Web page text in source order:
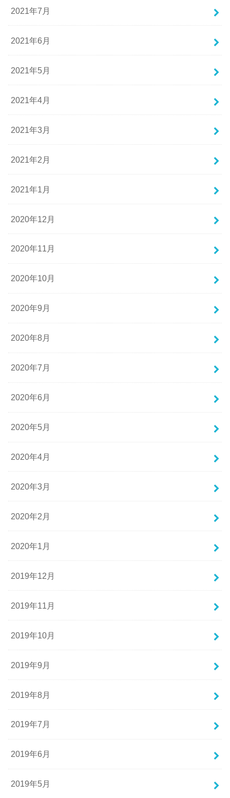
2021年7月
2021年6月
2021年5月
2021年4月
2021年3月
2021年2月
2021年1月
2020年12月
2020年11月
2020年10月
2020年9月
2020年8月
2020年7月
2020年6月
2020年5月
2020年4月
2020年3月
2020年2月
2020年1月
2019年12月
2019年11月
2019年10月
2019年9月
2019年8月
2019年7月
2019年6月
2019年5月